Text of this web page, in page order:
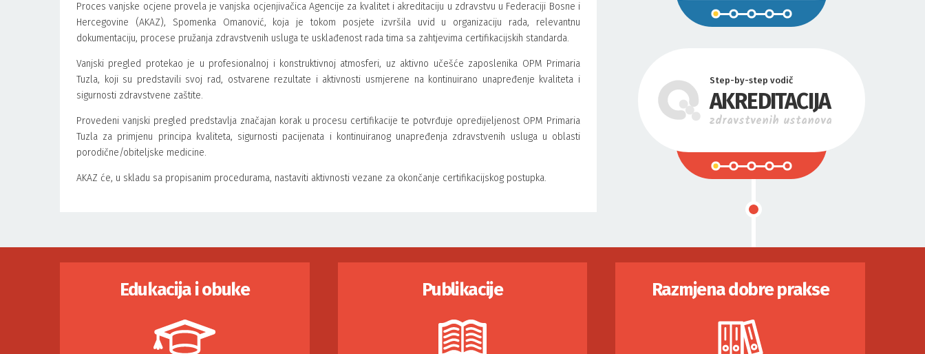
Proces vanjske ocjene provela je vanjska ocjenjivačica Agencije za kvalitet i akreditaciju u zdravstvu u Federaciji Bosne i
Hercegovine (AKAZ), Spomenka Omanović, koja je tokom posjete izvršila uvid u organizaciju rada, relevantnu
dokumentaciju, procese pružanja zdravstvenih usluga te usklađenost rada tima sa zahtjevima certifikacijskih standarda.
Vanjski pregled protekao je u profesionalnoj i konstruktivnoj atmosferi, uz aktivno učešće zaposlenika OPM Primaria
Tuzla, koji su predstavili svoj rad, ostvarene rezultate i aktivnosti usmjerene na kontinuirano unapređenje kvaliteta i
sigurnosti zdravstvene zaštite.
Provedeni vanjski pregled predstavlja značajan korak u procesu certifikacije te potvrđuje opredijeljenost OPM Primaria
Tuzla za primjenu principa kvaliteta, sigurnosti pacijenata i kontinuiranog unapređenja zdravstvenih usluga u oblasti
porodične/obiteljske medicine.
AKAZ će, u skladu sa propisanim procedurama, nastaviti aktivnosti vezane za okončanje certifikacijskog postupka.
Step-by-step vodič
AKREDITACIJA
zdravstvenih ustanova
Edukacija i obuke Publikacije Razmjena dobre prakse